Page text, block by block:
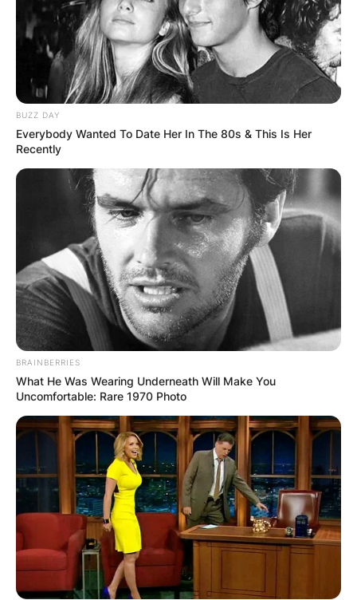
BUZZ DAY
Everybody Wanted To Date Her In The 80s & This Is Her
Recently
BRAINBERRIES
What He Was Wearing Underneath Will Make You
Uncomfortable: Rare 1970 Photo